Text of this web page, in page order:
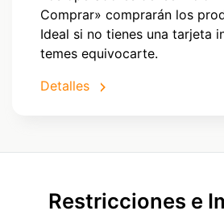
Comprar» comprarán los
Ideal si no tienes una tarjeta
temes equivocarte.
Detalles
Restricciones e